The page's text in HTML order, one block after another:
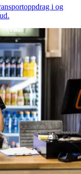
i og